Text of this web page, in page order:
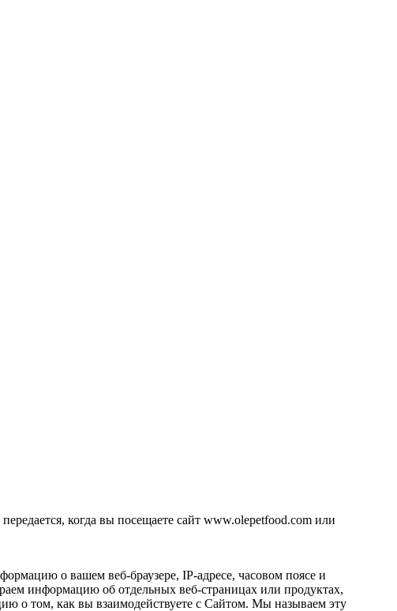
когда вы посещаете сайт www.olepetfood.com или
о вашем веб-браузере, IP-адресе, часовом поясе и
информацию об отдельных веб-страницах или продуктах,
о том, как вы взаимодействуете с Сайтом. Мы называем эту